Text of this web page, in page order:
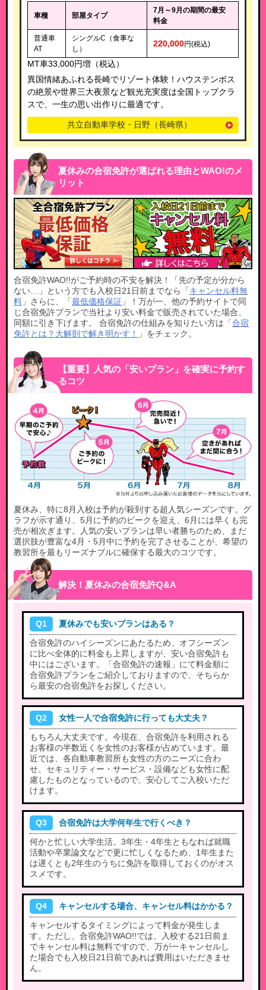
共立自動車学校・日野（長崎県）
車種 部屋タイプ
7月～9月の期間の最安
料金
普通車
AT
シングルC（食事な
し）
220,000円(税込)
MT車33,000円増（税込）
異国情緒あふれる長崎でリゾート体験！ハウステンボス
の絶景や世界三大夜景など観光充実度は全国トップクラ
スで、一生の思い出作りに最適です。
夏休みの合宿免許が選ばれる理由とWAO!のメ
リット
合宿免許WAO!!がご予約時の不安を解決！「先の予定が分から
ない…」という方でも入校日21日前までなら「 キャンセル料無
料 」さらに、「 最低価格保証 」！万が一、他の予約サイトで同
じ合宿免許プランで当社より安い料金で販売されていた場合、
同額に引き下げます。 合宿免許の仕組みを知りたい方は「 合宿
免許とは？大解剖で解き明かす！
」をチェック。
【重要】人気の「安いプラン」を確実に予約す
るコツ
夏休み、特に8月入校は予約が殺到する超人気シーズンです。グ
ラフが示す通り、5月に予約のピークを迎え、6月には早くも完
売が相次ぎます。人気の安いプランは早い者勝ちのため、まだ
選択肢が豊富な4月・5月中に予約を完了させることが、希望の
教習所を最もリーズナブルに確保する最大のコツです。
解決！夏休みの合宿免許Q&A
Q1 夏休みでも安いプランはある？
合宿免許のハイシーズンにあたるため、オフシーズン
に比べ全体的に料金も上昇しますが、安い合宿免許も
中にはございます。「合宿免許の速報」にて料金順に
合宿免許プランをご紹介しておりますので、そちらか
ら最安の合宿免許をお探しください。
Q2 女性一人で合宿免許に行っても大丈夫？
もちろん大丈夫です。今現在、合宿免許を利用される
お客様の半数近くを女性のお客様が占めています。最
近では、各自動車教習所も女性の方のニーズに合わ
せ、セキュリティー・サービス・設備なども女性に配
慮したものとなっているので、安心してご入校いただ
けます。
Q3 合宿免許は大学何年生で行くべき？
何かと忙しい大学生活。3年生・4年生ともなれば就職
活動や卒業論文などで更に忙しくなるため、1年生また
は遅くとも2年生のうちに免許を取得しておくのがオス
スメです。
Q4 キャンセルする場合、キャンセル料はかかる？
キャンセルするタイミングによって料金が発生しま
す。ただし、合宿免許WAO!!では、入校する21日前ま
でキャンセル料は無料ですので、万が一キャンセルし
た場合でも入校日21日前であれば費用はいただきませ
ん。